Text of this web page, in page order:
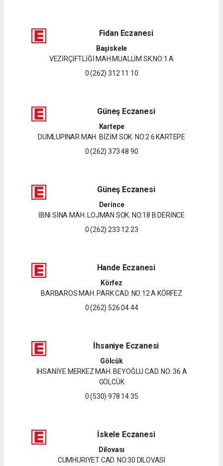
Fidan Eczanesi
Başiskele
VEZİRÇİFTLİĞİ MAH.MUALLİM SK.NO:1 A
0 (262) 312 11 10
Güneş Eczanesi
Kartepe
DUMLUPINAR MAH. BİZİM SOK. NO:2 6 KARTEPE
0 (262) 373 48 90
Güneş Eczanesi
Derince
İBNİ SİNA MAH. LOJMAN SOK. NO:18 B DERİNCE
0 (262) 233 12 23
Hande Eczanesi
Körfez
BARBAROS MAH. PARK CAD. NO:12 A KÖRFEZ
0 (262) 526 04 44
İhsaniye Eczanesi
Gölcük
İHSANİYE MERKEZ MAH. BEYOĞLU CAD. NO: 36 A
GÖLCÜK
0 (530) 978 14 35
İskele Eczanesi
Dilovası
CUMHURIYET CAD. NO:30 DILOVASI